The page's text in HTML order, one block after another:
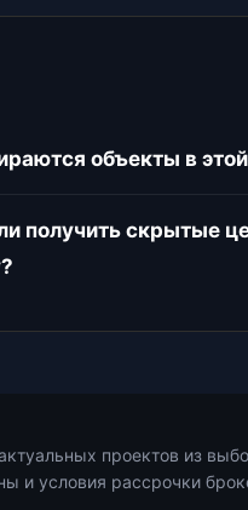
объекты в
получить скрытые
проектов из
и условия рассрочки